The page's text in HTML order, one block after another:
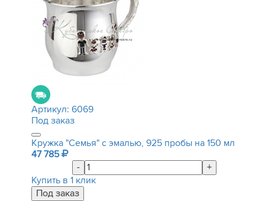
Артикул: 6069
Под заказ
Кружка "Семья" с эмалью, 925 пробы на 150 мл
47 785
-
+
Купить в 1 клик